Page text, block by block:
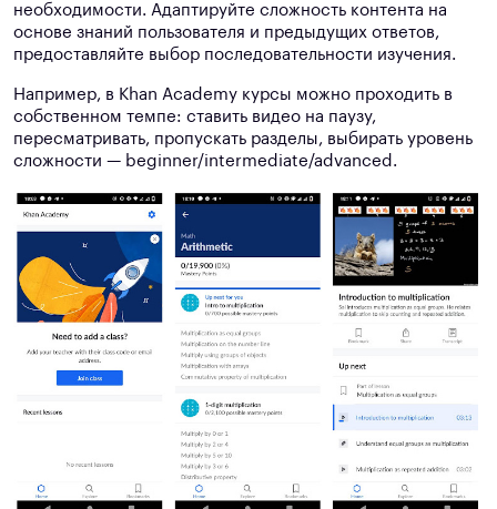
необходимости. Адаптируйте сложность контента на
основе знаний пользователя и предыдущих ответов,
предоставляйте выбор последовательности изучения.
Например, в Khan Academy курсы можно проходить в
собственном темпе: ставить видео на паузу,
пересматривать, пропускать разделы, выбирать уровень
сложности — beginner/intermediate/advanced.